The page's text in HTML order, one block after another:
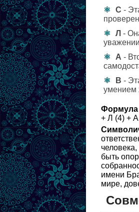
С -
Л -
А -
В -
умением
Формула
+ Л (4) +
быть
имени
мире,